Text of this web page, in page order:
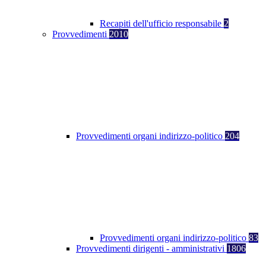
Recapiti dell'ufficio responsabile 2
Provvedimenti 2010
Provvedimenti organi indirizzo-politico 204
Provvedimenti organi indirizzo-politico 83
Provvedimenti dirigenti - amministrativi 1806